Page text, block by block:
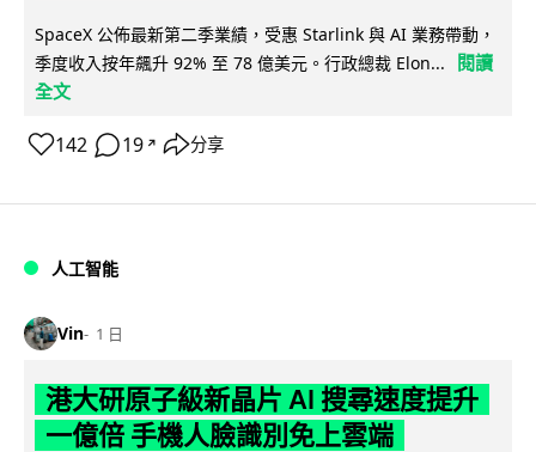
SpaceX 公佈最新第二季業績，受惠 Starlink 與 AI 業務帶動，
季度收入按年飆升 92% 至 78 億美元。行政總裁 Elon...
閱讀
全文
142 19 ↗ 分享
人工智能
Vin 1 日
港大研原子級新晶片 AI 搜尋速度提升
一億倍 手機人臉識別免上雲端